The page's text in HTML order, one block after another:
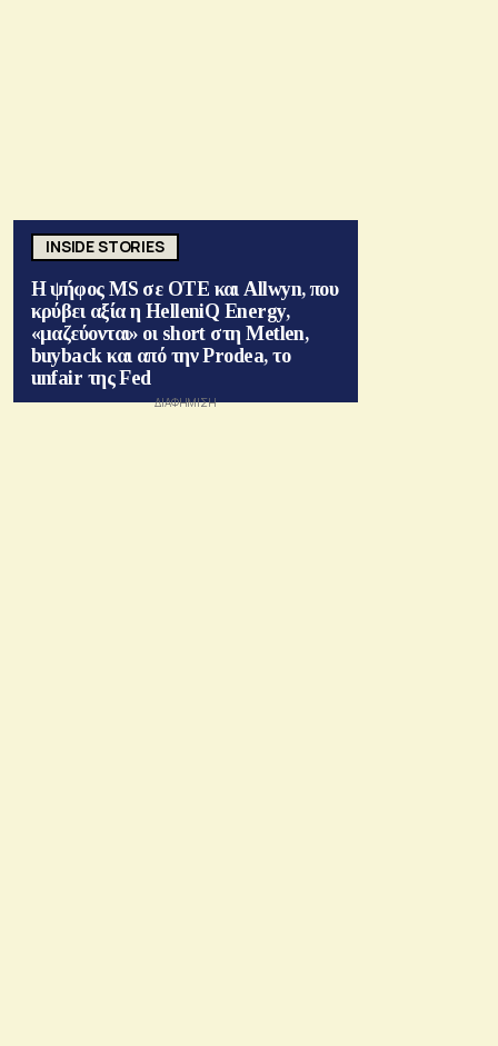
INSIDE STORIES
Η ψήφος MS σε ΟΤΕ και Allwyn, που
κρύβει αξία η HelleniQ Energy,
«μαζεύονται» οι short στη Metlen,
buyback και από την Prodea, το
unfair της Fed